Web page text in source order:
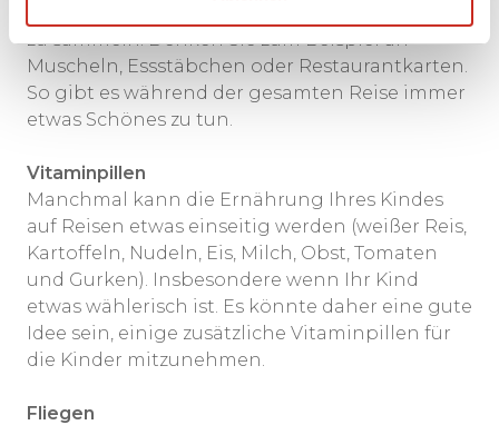
zu sammeln. Denken Sie zum Beispiel an
Muscheln, Essstäbchen oder Restaurantkarten.
So gibt es während der gesamten Reise immer
etwas Schönes zu tun.
Vitaminpillen
Manchmal kann die Ernährung Ihres Kindes
auf Reisen etwas einseitig werden (weißer Reis,
Kartoffeln, Nudeln, Eis, Milch, Obst, Tomaten
und Gurken). Insbesondere wenn Ihr Kind
etwas wählerisch ist. Es könnte daher eine gute
Idee sein, einige zusätzliche Vitaminpillen für
die Kinder mitzunehmen.
Fliegen